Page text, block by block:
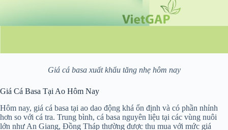
Giá cá basa xuất khẩu tăng nhẹ hôm nay
Giá Cá Basa Tại Ao Hôm Nay
Hôm nay, giá cá basa tại ao dao động khá ổn định và có phần nhỉnh
hơn so với cá tra. Trung bình, cá basa nguyên liệu tại các vùng nuôi
lớn như An Giang, Đồng Tháp thường được thu mua với mức giá